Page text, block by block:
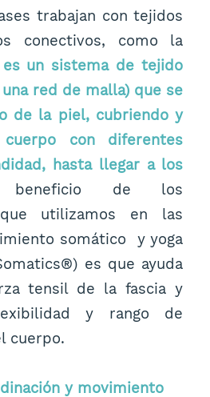
trabajan con tejidos
conectivos, como la
es un sistema de tejido
red de malla) que se
de la piel, cubriendo y
con diferentes
hasta llegar a los
de los
que utilizamos en las
somático y yoga
es que ayuda
tensil de la fascia y
y rango de
cuerpo.
y movimiento